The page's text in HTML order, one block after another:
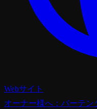
Webサイト
オーナー様へ：バーテ